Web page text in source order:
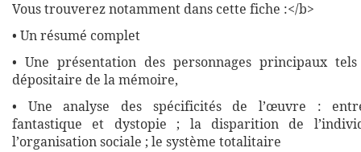
Vous trouverez notamment dans cette fiche :</b>
• Un résumé complet
• Une présentation des personnages principaux
dépositaire de la mémoire,
• Une analyse des spécificités de l’œuvre :
fantastique et dystopie ; la disparition de
l’organisation sociale ; le système totalitaire